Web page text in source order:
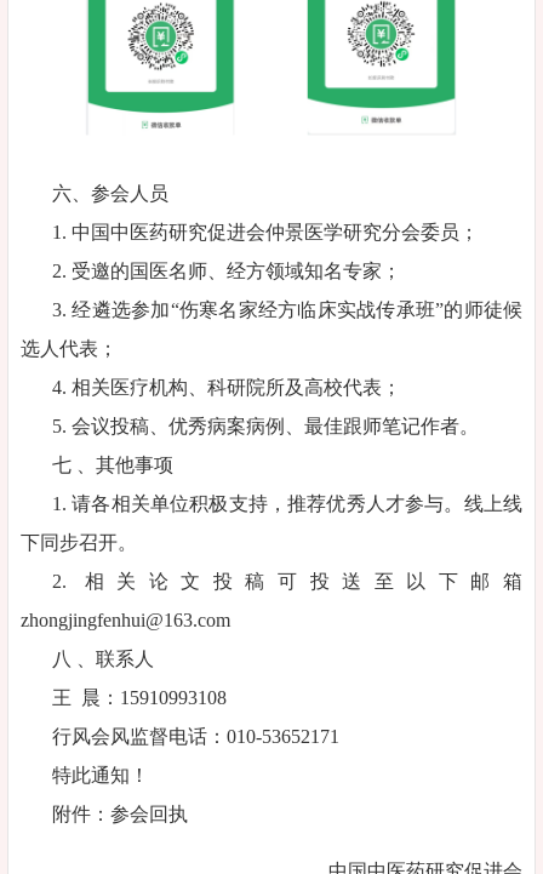
六、参会人员
1. 中国中医药研究促进会仲景医学研究分会委员；
2. 受邀的国医名师、经方领域知名专家；
3. 经遴选参加“伤寒名家经方临床实战传承班”的师徒候
选人代表；
4. 相关医疗机构、科研院所及高校代表；
5. 会议投稿、优秀病案病例、最佳跟师笔记作者。
七 、其他事项
1. 请各相关单位积极支持，推荐优秀人才参与。线上线
下同步召开。
2. 相关论文投稿可投送至以下邮箱
zhongjingfenhui@163.com
八 、联系人
王 晨：15910993108
行风会风监督电话：010-53652171
特此通知！
附件：参会回执